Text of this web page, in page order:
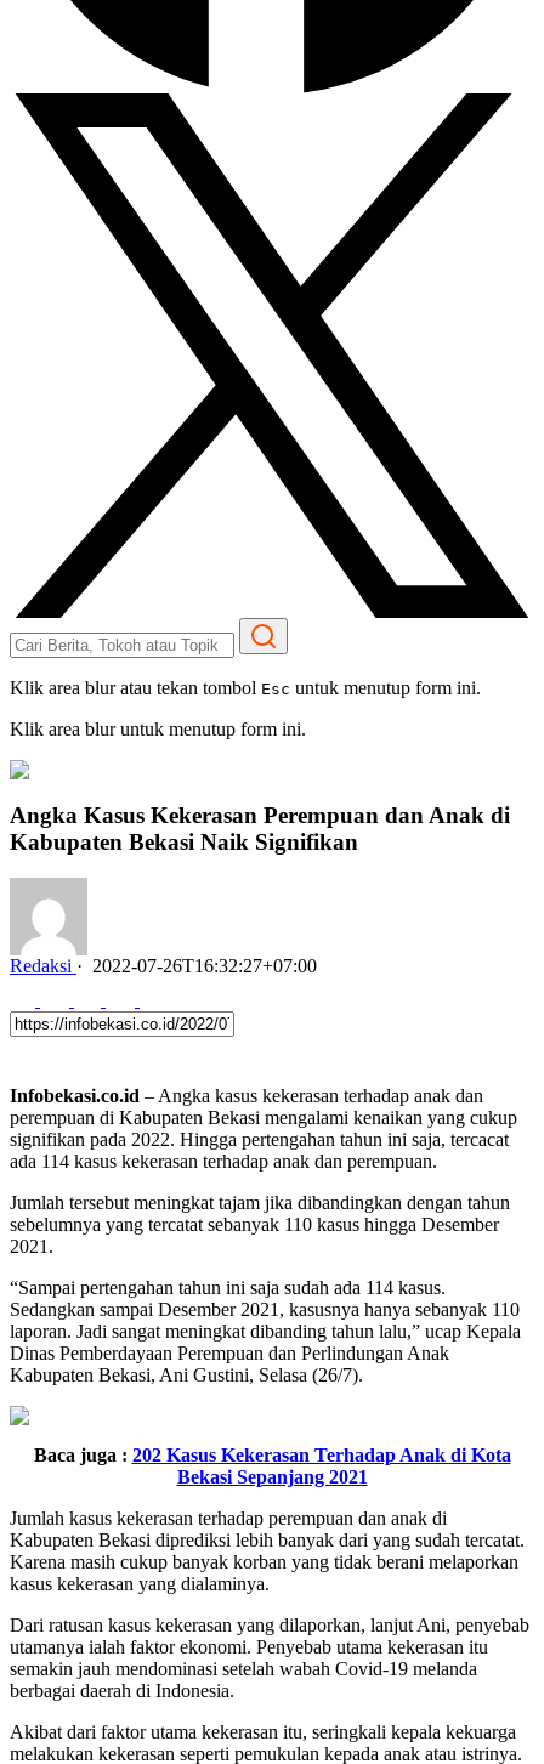
Klik area blur atau tekan tombol Esc untuk menutup form ini.
Klik area blur untuk menutup form ini.
Angka Kasus Kekerasan Perempuan dan Anak di
Kabupaten Bekasi Naik Signifikan
Redaksi · 2022-07-26T16:32:27+07:00
Infobekasi.co.id – Angka kasus kekerasan terhadap anak dan
perempuan di Kabupaten Bekasi mengalami kenaikan yang cukup
signifikan pada 2022. Hingga pertengahan tahun ini saja, tercacat
ada 114 kasus kekerasan terhadap anak dan perempuan.
Jumlah tersebut meningkat tajam jika dibandingkan dengan tahun
sebelumnya yang tercatat sebanyak 110 kasus hingga Desember
2021.
“Sampai pertengahan tahun ini saja sudah ada 114 kasus.
Sedangkan sampai Desember 2021, kasusnya hanya sebanyak 110
laporan. Jadi sangat meningkat dibanding tahun lalu,” ucap Kepala
Dinas Pemberdayaan Perempuan dan Perlindungan Anak
Kabupaten Bekasi, Ani Gustini, Selasa (26/7).
Baca juga : 202 Kasus Kekerasan Terhadap Anak di Kota
Bekasi Sepanjang 2021
Jumlah kasus kekerasan terhadap perempuan dan anak di
Kabupaten Bekasi diprediksi lebih banyak dari yang sudah tercatat.
Karena masih cukup banyak korban yang tidak berani melaporkan
kasus kekerasan yang dialaminya.
Dari ratusan kasus kekerasan yang dilaporkan, lanjut Ani, penyebab
utamanya ialah faktor ekonomi. Penyebab utama kekerasan itu
semakin jauh mendominasi setelah wabah Covid-19 melanda
berbagai daerah di Indonesia.
Akibat dari faktor utama kekerasan itu, seringkali kepala kekuarga
melakukan kekerasan seperti pemukulan kepada anak atau istrinya.